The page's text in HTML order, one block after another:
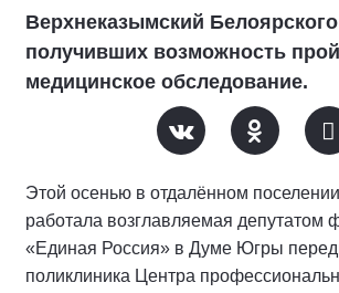
Верхнеказымский
получивших возможность
медицинское обследование.
Этой осенью в отдалённом
работала возглавляемая депутатом
«Единая Россия» в Думе Югры
поликлиника Центра